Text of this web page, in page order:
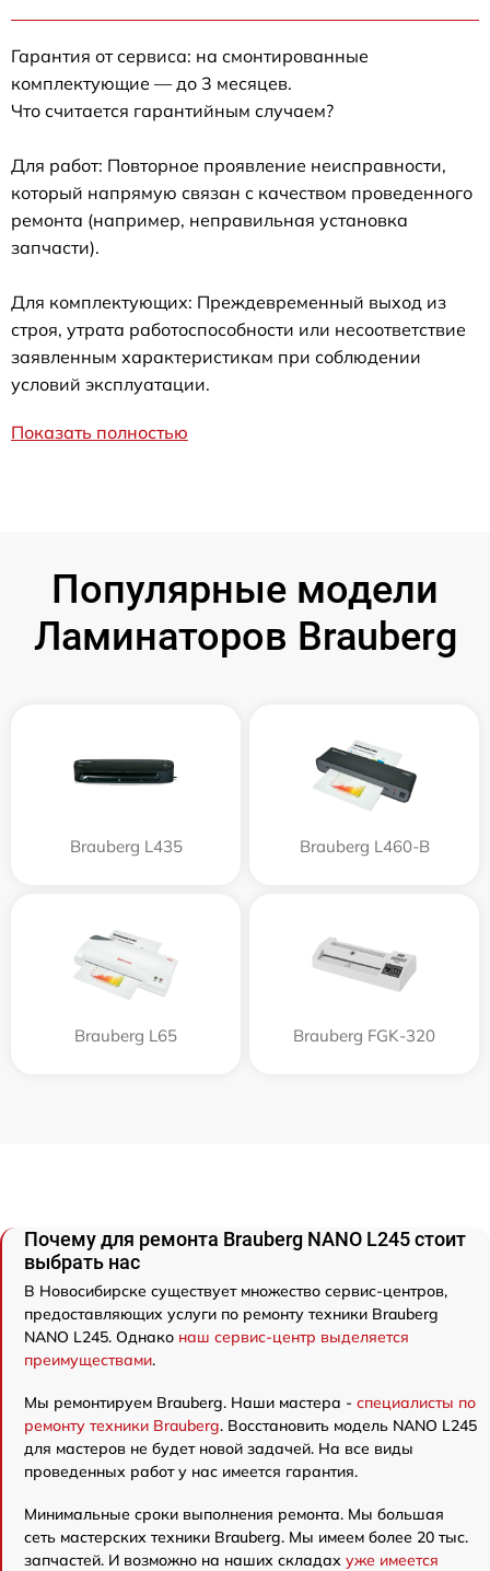
Гарантия от сервиса: на смонтированные
комплектующие — до 3 месяцев.
Что считается гарантийным случаем?
Для работ: Повторное проявление неисправности,
который напрямую связан с качеством проведенного
ремонта (например, неправильная установка
запчасти).
Для комплектующих: Преждевременный выход из
строя, утрата работоспособности или несоответствие
заявленным характеристикам при соблюдении
условий эксплуатации.
Показать полностью
Популярные модели
Ламинаторов Brauberg
Brauberg L435 Brauberg L460-B
Brauberg L65 Brauberg FGK-320
Почему для ремонта Brauberg NANO L245 стоит
выбрать нас
В Новосибирске существует множество сервис-центров,
предоставляющих услуги по ремонту техники Brauberg
NANO L245. Однако наш сервис-центр выделяется
преимуществами.
Мы ремонтируем Brauberg. Наши мастера - специалисты по
ремонту техники Brauberg. Восстановить модель NANO L245
для мастеров не будет новой задачей. На все виды
проведенных работ у нас имеется гарантия.
Минимальные сроки выполнения ремонта. Мы большая
сеть мастерских техники Brauberg. Мы имеем более 20 тыс.
запчастей. И возможно на наших складах уже имеется